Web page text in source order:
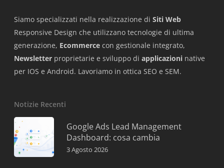
Siamo specializzati nella realizzazione di Siti Web
Responsive Design che utilizzano tecnologie di ultima
generazione, Ecommerce con gestionale integrato,
Newsletter proprietarie e sviluppo di applicazioni native
per IOS e Android. Lavoriamo in ottica SEO e SEM.
Notizie Recenti
Google Ads Lead Management
Dashboard: cosa cambia
3 Agosto 2026